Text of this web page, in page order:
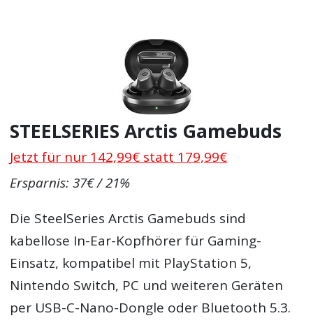
STEELSERIES Arctis Gamebuds
Jetzt für nur 142,99€ statt 179,99€
Ersparnis: 37€ / 21%
Die SteelSeries Arctis Gamebuds sind
kabellose In-Ear-Kopfhörer für Gaming-
Einsatz, kompatibel mit PlayStation 5,
Nintendo Switch, PC und weiteren Geräten
per USB-C-Nano-Dongle oder Bluetooth 5.3.